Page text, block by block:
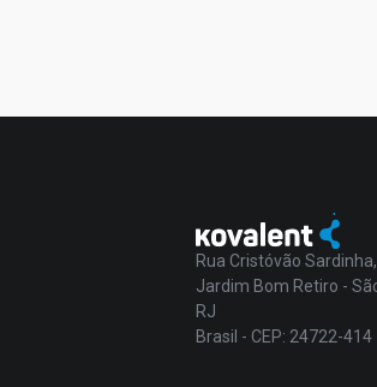
Rua Cristóvão
Jardim Bom Retiro -
RJ
Brasil - CEP: 24722-414